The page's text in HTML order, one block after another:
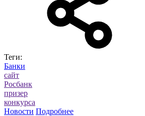
Теги:
Банки
сайт
Росбанк
призер
конкурса
Новости Подробнее